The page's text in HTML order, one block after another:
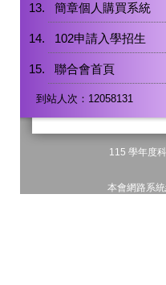
簡章個人購買系統
102申請入學招生
聯合會首頁
到站人次：12058131
115 學年度
本會網路系